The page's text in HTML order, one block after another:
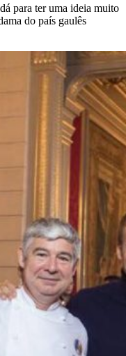
para ter uma ideia muito
do país gaulês